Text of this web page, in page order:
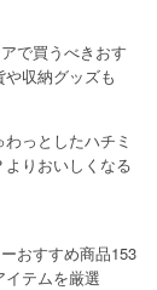
で買うべきおす
収納グッズも
っとしたハチミ
りおいしくなる
おすすめ商品153
テムを厳選